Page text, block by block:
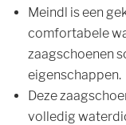
Meindl is een
comfortabele
zaagschoenen
eigenschappen.
Deze
volledig